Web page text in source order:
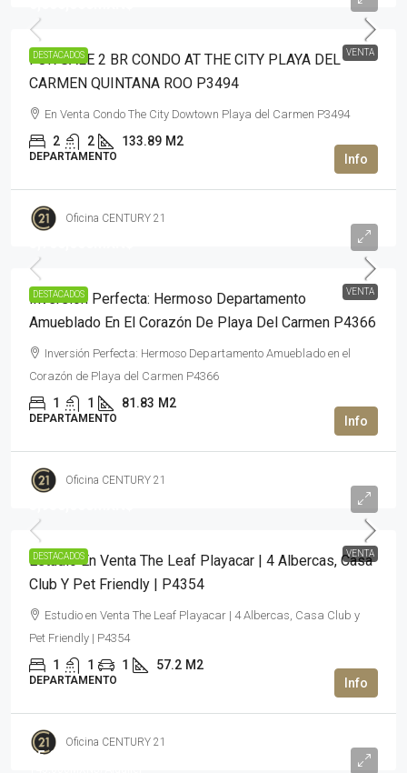
DESTACADOS VENTA
FOR SALE 2 BR CONDO AT THE CITY PLAYA DEL
CARMEN QUINTANA ROO P3494
En Venta Condo The City Dowtown Playa del Carmen P3494
2 2 133.89 M2
DEPARTAMENTO
Oficina CENTURY 21
DESTACADOS VENTA
Inversión Perfecta: Hermoso Departamento
Amueblado En El Corazón De Playa Del Carmen P4366
Inversión Perfecta: Hermoso Departamento Amueblado en el
Corazón de Playa del Carmen P4366
1 1 81.83 M2
DEPARTAMENTO
Oficina CENTURY 21
DESTACADOS VENTA
Estudio En Venta The Leaf Playacar | 4 Albercas, Casa
Club Y Pet Friendly | P4354
Estudio en Venta The Leaf Playacar | 4 Albercas, Casa Club y
Pet Friendly | P4354
1 1 1 57.2 M2
DEPARTAMENTO
Oficina CENTURY 21
35,980,000MXN$